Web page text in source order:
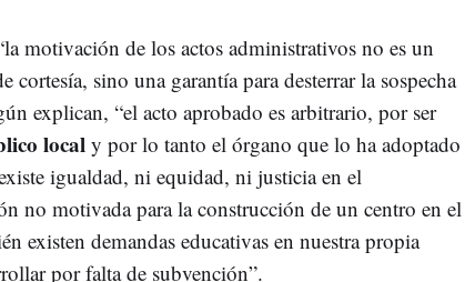
motivación de los actos administrativos no es un
sino una garantía para desterrar la sospecha
explican, “el acto aprobado es arbitrario, por ser
local y por lo tanto el órgano que lo ha adoptado
igualdad, ni equidad, ni justicia en el
no motivada para la construcción de un centro en el
existen demandas educativas en nuestra propia
por falta de subvención”.